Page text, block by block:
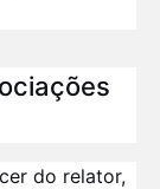
do relator,